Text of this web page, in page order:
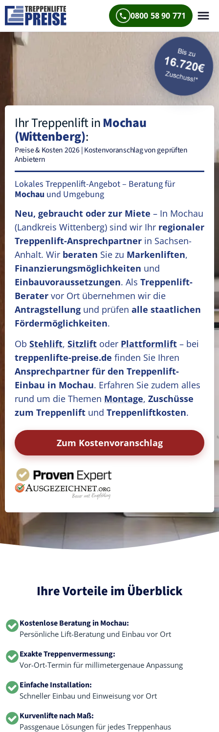
0800 58 90 771
Ihr Treppenlift inMochau
(Wittenberg):
Preise & Kosten 2026 | Kostenvoranschlag von geprüften
Anbietern
Lokales Treppenlift-Angebot – Beratung für
Mochau und Umgebung
Neu, gebraucht oder zur Miete – In Mochau
(Landkreis Wittenberg) sind wir Ihr regionaler
Treppenlift-Ansprechpartner in Sachsen-
Anhalt. Wir beraten Sie zu Markenliften,
Finanzierungsmöglichkeiten und
Einbauvoraussetzungen. Als Treppenlift-
Berater vor Ort übernehmen wir die
Antragstellung und prüfen alle staatlichen
Fördermöglichkeiten.
Ob Stehlift, Sitzlift oder Plattformlift – bei
treppenlifte-preise.de finden Sie Ihren
Ansprechpartner für den Treppenlift-
Einbau in Mochau. Erfahren Sie zudem alles
rund um die Themen Montage, Zuschüsse
zum Treppenlift und Treppenliftkosten.
Zum Kostenvoranschlag
Ihre Vorteile im Überblick
Kostenlose Beratung in Mochau:
Persönliche Lift-Beratung und Einbau vor Ort
Exakte Treppenvermessung:
Vor-Ort-Termin für millimetergenaue Anpassung
Einfache Installation:
Schneller Einbau und Einweisung vor Ort
Kurvenlifte nach Maß:
Passgenaue Lösungen für jedes Treppenhaus